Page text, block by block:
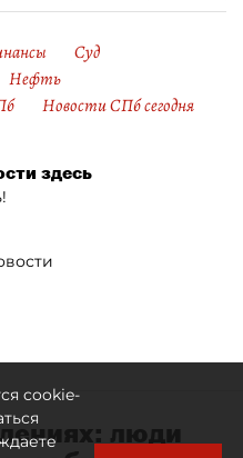
Суд
Нефть
Новости СПб сегодня
здесь
люди
cookie-